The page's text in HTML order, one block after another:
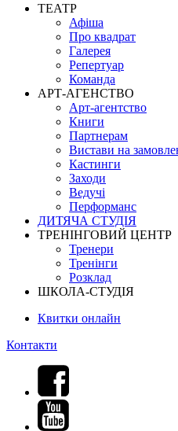
ТЕАТР
Афіша
Про квадрат
Галерея
Репертуар
Команда
АРТ-АГЕНСТВО
Арт-агентство
Книги
Партнерам
Вистави на
Кастинги
Заходи
Ведучі
Перформанс
ДИТЯЧА СТУДІЯ
ТРЕНІНГОВИЙ ЦЕНТР
Тренери
Тренінги
Розклад
ШКОЛА-СТУДІЯ
Квитки онлайн
Контакти